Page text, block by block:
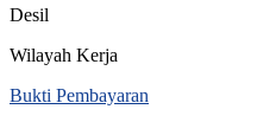
Desil
Wilayah Kerja
Bukti Pembayaran